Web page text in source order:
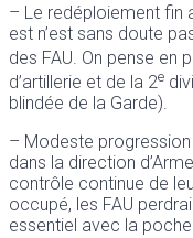
– Le redéploiement fin
est n’est sans doute
des FAU. On pense en
d’artillerie et de la 2e
blindée de la Garde).
– Modeste
dans la direction
contrôle continue de
occupé, les FAU
essentiel avec la